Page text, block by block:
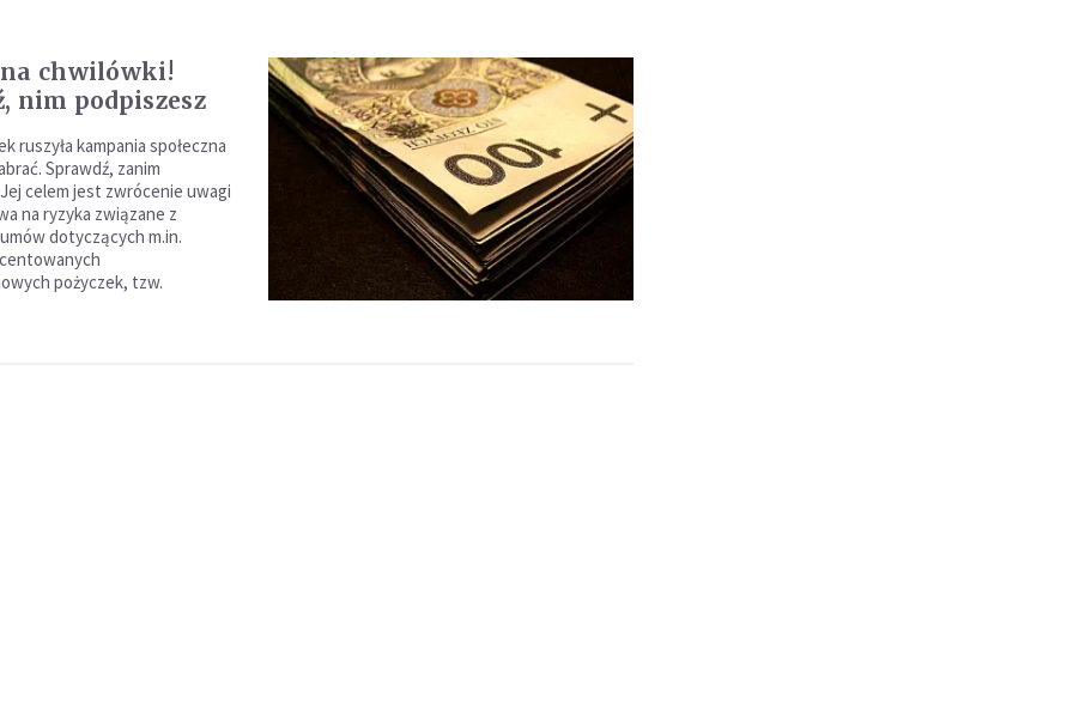
chwilówki!
nim podpiszesz
ruszyła kampania społeczna
Sprawdź, zanim
celem jest zwrócenie uwagi
na ryzyka związane z
dotyczących m.in.
pożyczek, tzw.